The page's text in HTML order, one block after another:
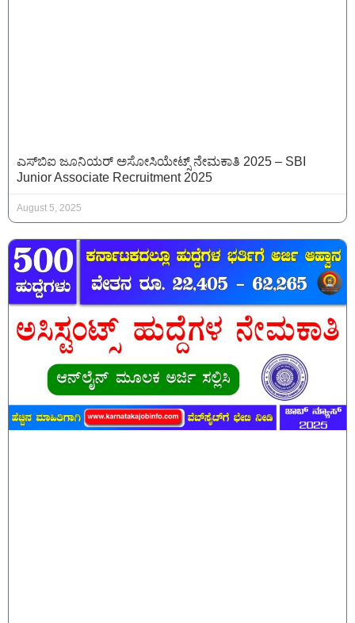
ಎಸ್‌ಬಿಐ ಜೂನಿಯರ್ ಅಸೋಸಿಯೇಟ್ಸ್ ನೇಮಕಾತಿ 2025 – SBI
Junior Associate Recruitment 2025
August 5, 2025